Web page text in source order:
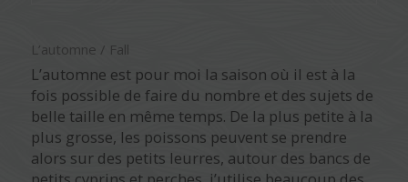
L’automne / Fall
L’automne est pour moi la saison où il est à la
fois possible de faire du nombre et des sujets de
belle taille en même temps. De la plus petite à la
plus grosse, les poissons peuvent se prendre
alors sur des petits leurres, autour des bancs de